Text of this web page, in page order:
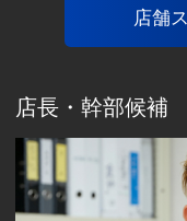
店舗
店長・幹部候補